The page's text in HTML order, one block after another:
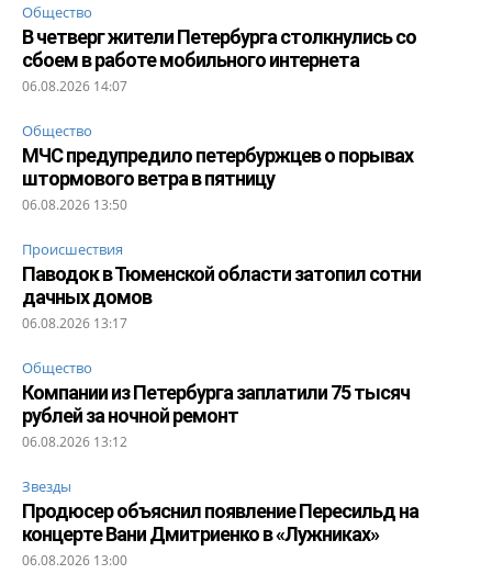
Общество
В четверг жители Петербурга столкнулись со
сбоем в работе мобильного интернета
06.08.2026 14:07
Общество
МЧС предупредило петербуржцев о порывах
штормового ветра в пятницу
06.08.2026 13:50
Происшествия
Паводок в Тюменской области затопил сотни
дачных домов
06.08.2026 13:17
Общество
Компании из Петербурга заплатили 75 тысяч
рублей за ночной ремонт
06.08.2026 13:12
Звезды
Продюсер объяснил появление Пересильд на
концерте Вани Дмитриенко в «Лужниках»
06.08.2026 13:00